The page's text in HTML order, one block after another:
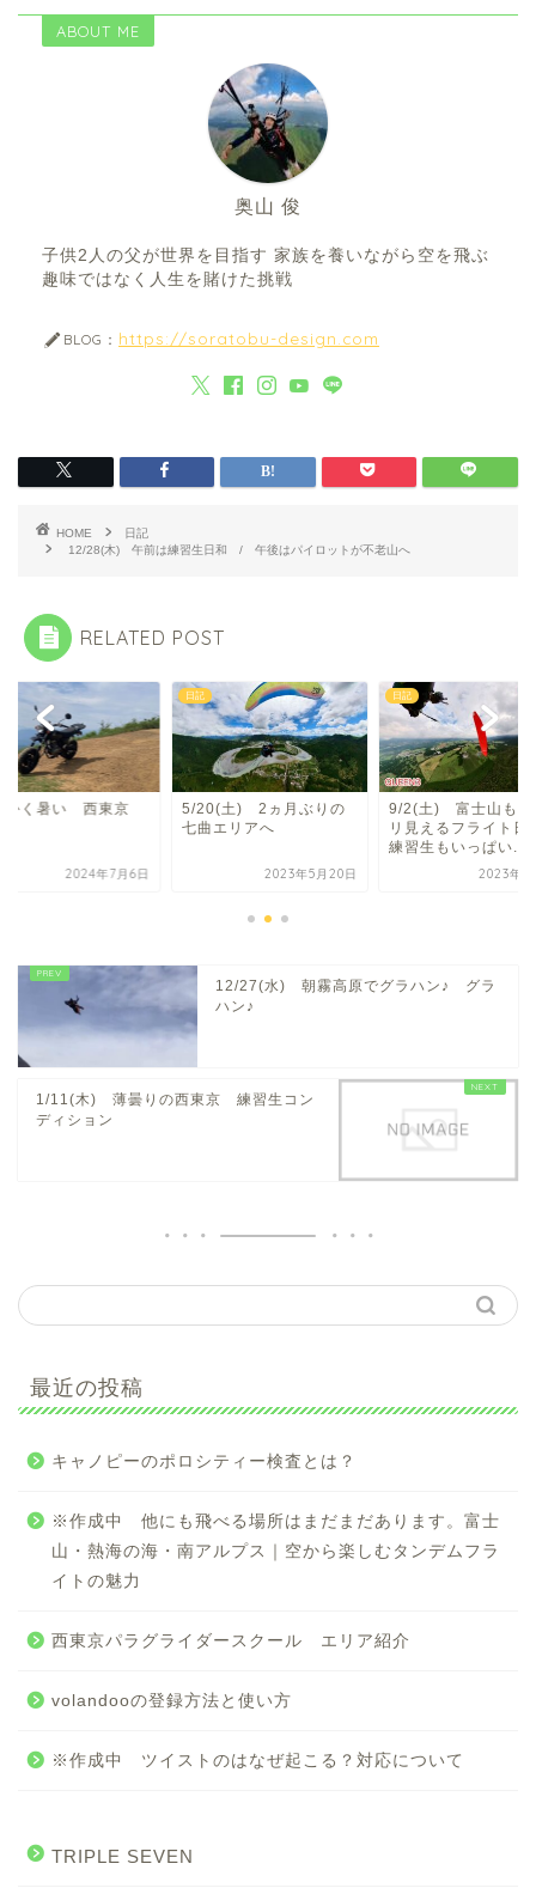
ABOUT ME
奥山 俊
子供2人の父が世界を目指す 家族を養いながら空を飛ぶ
趣味ではなく人生を賭けた挑戦
BLOG： https://soratobu-design.com
HOME
日記
12/28(木) 午前は練習生日和 / 午後はパイロットが不老山へ
RELATED POST
かく暑い 西東京
2024年7月6日
日記
5/20(土) 2ヵ月ぶりの
七曲エリアへ
2023年5月20日
日記
9/2(土) 富士山もバ
リ見えるフライト日
練習生もいっぱい...
2023年9
12/27(水) 朝霧高原でグラハン♪ グラ
ハン♪
1/11(木) 薄曇りの西東京 練習生コン
ディション
最近の投稿
キャノピーのポロシティー検査とは？
※作成中 他にも飛べる場所はまだまだあります。富士
山・熱海の海・南アルプス｜空から楽しむタンデムフラ
イトの魅力
西東京パラグライダースクール エリア紹介
volandooの登録方法と使い方
※作成中 ツイストのはなぜ起こる？対応について
TRIPLE SEVEN